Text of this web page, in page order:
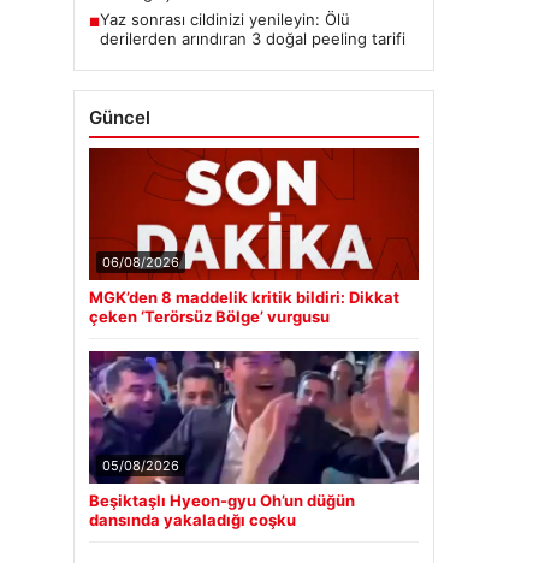
■Yaz sonrası cildinizi yenileyin: Ölü
derilerden arındıran 3 doğal peeling tarifi
Güncel
06/08/2026
MGK’den 8 maddelik kritik bildiri: Dikkat
çeken ‘Terörsüz Bölge’ vurgusu
05/08/2026
Beşiktaşlı Hyeon-gyu Oh’un düğün
dansında yakaladığı coşku